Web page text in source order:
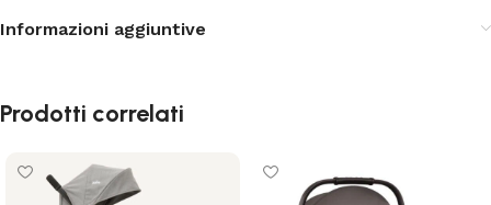
Informazioni aggiuntive
Prodotti correlati